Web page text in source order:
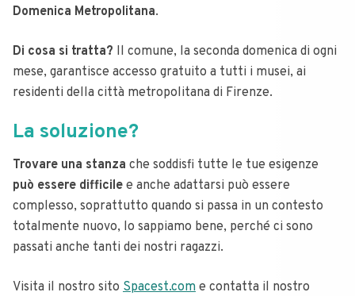
Domenica Metropolitana.
Di cosa si tratta? Il comune, la seconda domenica di ogni
mese, garantisce accesso gratuito a tutti i musei, ai
residenti della città metropolitana di Firenze.
La soluzione?
Trovare una stanza che soddisfi tutte le tue esigenze
può essere difficile e anche adattarsi può essere
complesso, soprattutto quando si passa in un contesto
totalmente nuovo, lo sappiamo bene, perché ci sono
passati anche tanti dei nostri ragazzi.
Visita il nostro sito Spacest.com e contatta il nostro